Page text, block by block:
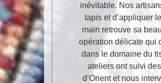
inévitable. Nos
tapis et d’appliquer
main retrouve sa
opération délicate qui
dans le domaine du
ateliers ont suivi
d’Orient et nous